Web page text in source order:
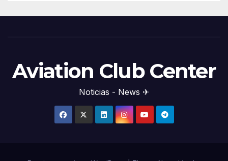
Aviation Club Center
Noticias - News ✈